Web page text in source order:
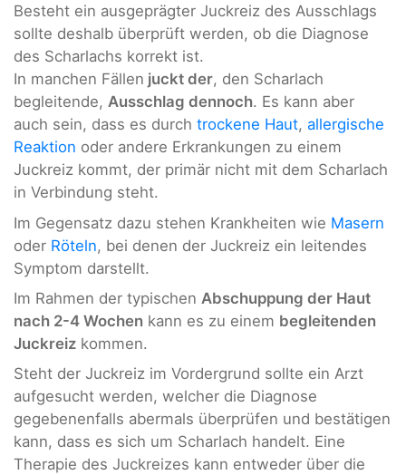
Besteht ein ausgeprägter Juckreiz des Ausschlags
sollte deshalb überprüft werden, ob die Diagnose
des Scharlachs korrekt ist.
In manchen Fällen juckt der, den Scharlach
begleitende, Ausschlag dennoch. Es kann aber
auch sein, dass es durch trockene Haut, allergische
Reaktion oder andere Erkrankungen zu einem
Juckreiz kommt, der primär nicht mit dem Scharlach
in Verbindung steht.
Im Gegensatz dazu stehen Krankheiten wie Masern
oder Röteln, bei denen der Juckreiz ein leitendes
Symptom darstellt.
Im Rahmen der typischen Abschuppung der Haut
nach 2-4 Wochen kann es zu einem begleitenden
Juckreiz kommen.
Steht der Juckreiz im Vordergrund sollte ein Arzt
aufgesucht werden, welcher die Diagnose
gegebenenfalls abermals überprüfen und bestätigen
kann, dass es sich um Scharlach handelt. Eine
Therapie des Juckreizes kann entweder über die